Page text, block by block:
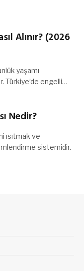
Alınır? (2026
yaşamı
Türkiye’de engelli…
Nedir?
ısıtmak ve
sistemidir.